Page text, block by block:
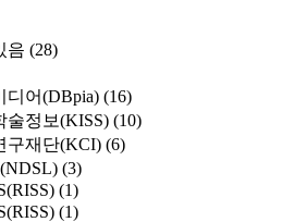
음 (28)
디어(DBpia) (16)
술정보(KISS) (10)
구재단(KCI) (6)
(3)
(1)
(1)